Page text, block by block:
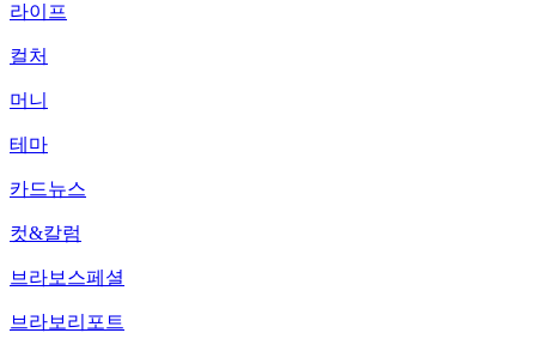
라이프
컬처
머니
테마
카드뉴스
컷&칼럼
브라보스페셜
브라보리포트